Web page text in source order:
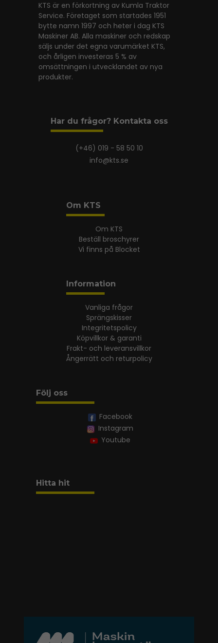
KTS är en förkortning av Kumla Traktor
Service. Företaget som startades 1951
bytte namn 1997 och heter i dag KTS
Maskiner AB. Alla maskiner och redskap
säljs under det egna varumärket KTS,
och årligen investeras 5 % av
omsättningen i utvecklandet av nya
produkter.
Har du frågor? Kontakta oss
(+46) 019 - 58 50 10
info@kts.se
Om KTS
Om KTS
Beställ broschyrer
Vi finns på Blocket
Information
Vanliga frågor
Sprängskisser
Integritetspolicy
Köpvillkor & garanti
Frakt- och leveransvillkor
Ångerrätt och returpolicy
Följ oss
Facebook
Instagram
Youtube
Hitta hit